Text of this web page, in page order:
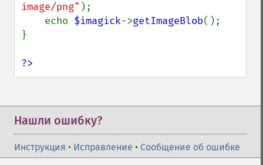
image/png" );
    echo
$imagick->getImageBlob();
}
?>
Нашли ошибку?
Инструкция • Исправление • Сообщение об ошибке